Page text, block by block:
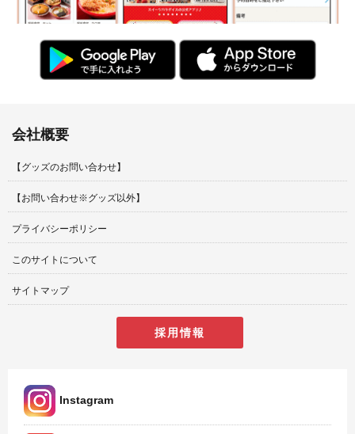
会社概要
【グッズのお問い合わせ】
【お問い合わせ※グッズ以外】
プライバシーポリシー
このサイトについて
サイトマップ
採用情報
Instagram